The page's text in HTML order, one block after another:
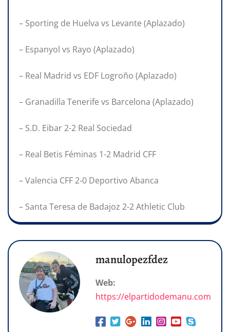
– Sporting de Huelva vs Levante (Aplazado)
– Espanyol vs Rayo (Aplazado)
– Real Madrid vs EDF Logroño (Aplazado)
– Granadilla Tenerife vs Barcelona (Aplazado)
– S.D. Eibar 2-2 Real Sociedad
– Real Betis Féminas 1-2 Madrid CFF
– Valencia CFF 2-0 Deportivo Abanca
– Santa Teresa de Badajoz 2-2 Athletic Club
manulopezfdez
Web:
https://elpartidodemanu.com